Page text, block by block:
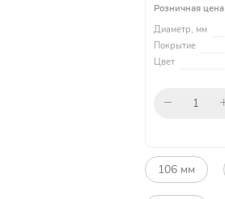
Розничная цена
Диаметр, мм
Покрытие
Цвет
106 мм